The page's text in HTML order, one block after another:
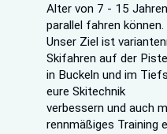
Alter von 7 - 15
parallel fahren können.
Unser Ziel ist
Skifahren auf der
in Buckeln und im
eure Skitechnik
verbessern und auch
rennmäßiges Training